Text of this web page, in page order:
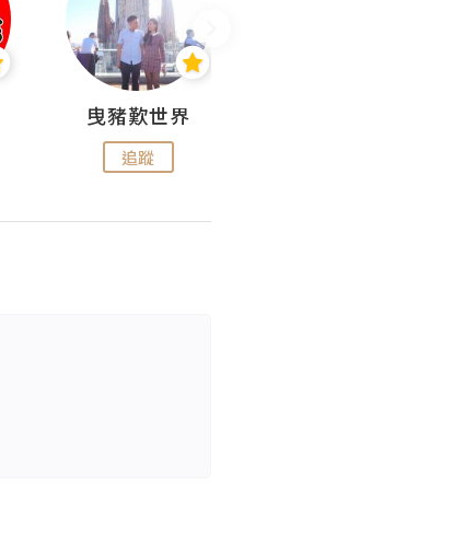
曳豬歎世界
追蹤